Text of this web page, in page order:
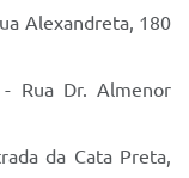
Alexandreta, 180
Rua Dr. Almenor
da Cata Preta,